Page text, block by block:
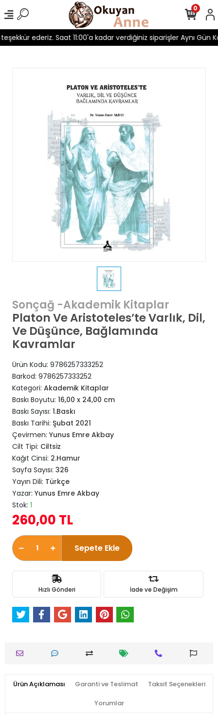
ederiz. Saat 11:00'a kadar verdiğiniz siparişler Aynı Gün
0
Sonçağ -Akademik Kitaplar
Platon Ve Aristoteles’te Varlık, Dil,
Ve Düşünce, Bağlamında
Kavramlar
Ürün Kodu: 9786257333252
Barkod: 9786257333252
Kategori: Akademik Kitaplar
Baskı Boyutu: 16,00 x 24,00 cm
Baskı Sayısı: 1.Baskı
Baskı Tarihi: Şubat 2021
Çevirmen: Yunus Emre Akbay
Cilt Tipi: Ciltsiz
Kağıt Cinsi: 2.Hamur
Sayfa Sayısı: 326
Yayın Dili: Türkçe
Yazar: Yunus Emre Akbay
Stok: 1
260,00 TL
Sepete Ekle
Hızlı Gönderi İade ve Değişim
Ürün Açıklaması Garanti ve Teslimat Taksit Seçenekleri
Yorumlar